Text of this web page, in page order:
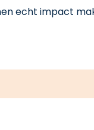
echt impact